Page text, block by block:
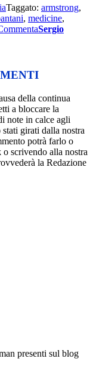
Taggato: armstrong,
, medicine,
Sergio
della continua
a bloccare la
note in calce agli
girati dalla nostra
potrà farlo o
scrivendo alla nostra
la Redazione
presenti sul blog